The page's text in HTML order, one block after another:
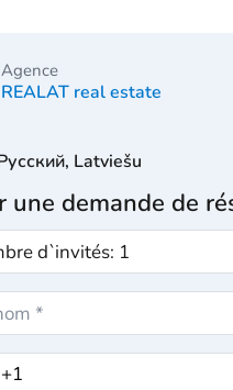
Agence
REALAT real estate
Latviešu
une demande de